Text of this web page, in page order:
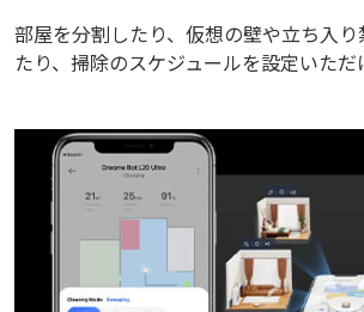
部屋を分割したり、仮想の壁や立ち入
たり、掃除のスケジュールを設定いただ